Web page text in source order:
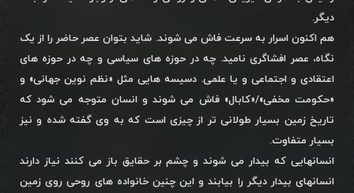
دیگر.
هم اکنون اسرار به سرعت فاش می شوند. شاید بتوان عصر حاضر را از یک
نگاه، عصر افشاگری نامید. چه در حوزه های سیاسی و چه در حوزه های
اعتقادی و اجتماعی و یا علمی. دسیسه هایی مثل «نظم نوین جهانی» و
«حکومت مخفی»/«کابال» فاش می شوند و انسان متوجه می شود که
تاریخ زمین بسیار طولانی تر از چیزی است که به وی گفته شده و نیز
بسیار متفاوت.
انسانهایی که بیدار می شوند و چشم بر حقایق باز می کنند نیاز دارند
انسانهای بیدار دیگر را بیابند و این چنین خانواده های روحی روی زمین